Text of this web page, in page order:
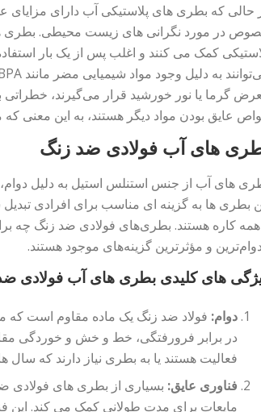
حالی که بطری های پلاستیکی آب دارای مزایای
در مورد نگرانی های زیست محیطی. بطری
کمک می کنند و اغلب پس از یک بار
گرما یا نور خورشید قرار می‌گیرند، خطراتی
عایق بودن مواد دیگر هستند، به این معنی
های آب فولادی ضد زنگ
های آب از جنس استنلس استیل به دلیل
بطری ها به گزینه ای مناسب برای افرادی تبدیل
کاره هستند. بطری‌های فولادی ضد زنگ چه
و مؤثرترین گزینه‌های موجود هستند.
های کلیدی بطری های آب فولادی
دوام: فولاد ضد زنگ یک ماده مقاوم است که
در برابر فرورفتگی، خط و خش و خوردگی
فعالیت هستند یا به بطری نیاز دارند که سال
فناوری عایق: بسیاری از بطری های فولادی